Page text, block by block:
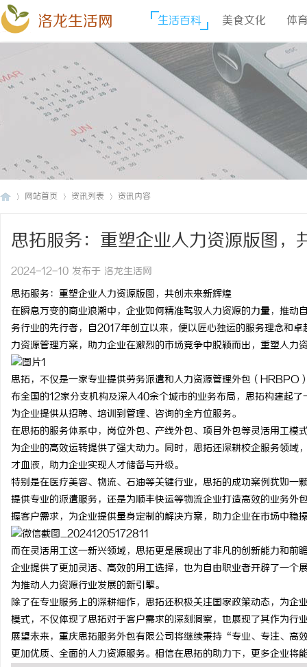
洛龙生活网 生活百科 美食文化 体
网站首页 资讯列表 资讯内容
思拓服务：重塑企业人力资源版图，
2024-12-10 发布于 洛龙生活网
思拓服务：重塑企业人力资源版图，共创未来新辉煌
在瞬息万变的商业浪潮中，企业如何精准驾驭人力资源的力量，推
务行业的先行者，自2017年创立以来，便以匠心独运的服务理念和
力资源管理方案，助力企业在激烈的市场竞争中脱颖而出，重塑人力
思拓，不仅是一家专业提供劳务派遣和人力资源管理外包（HRBPO
布全国的12家分支机构及深入40余个城市的业务布局，思拓构建起
为企业提供从招聘、培训到管理、咨询的全方位服务。
在思拓的服务体系中，岗位外包、产线外包、项目外包等灵活用工
为企业的高效运转提供了强大动力。同时，思拓还深耕校企服务领
才血液，助力企业实现人才储备与升级。
特别是在医疗美容、物流、石油等关键行业，思拓的成功案例犹如
提供专业的派遣服务，还是为顺丰快运等物流企业打造高效的业务
握客户需求，为企业提供量身定制的解决方案，助力企业在市场中稳
而在灵活用工这一新兴领域，思拓更是展现出了非凡的创新能力和
企业提供了更加灵活、高效的用工选择，也为自由职业者开辟了一
为推动人力资源行业发展的新引擎。
除了在专业服务上的深耕细作，思拓还积极关注国家政策动态，为
模式，不仅体现了思拓对于客户需求的深刻洞察，也展现了其作为行
展望未来，重庆思拓服务外包有限公司将继续秉持“专业、专注、
更加优质、全面的人力资源服务。相信在思拓的助力下，更多企业将
3d激光内雕机：精密雕